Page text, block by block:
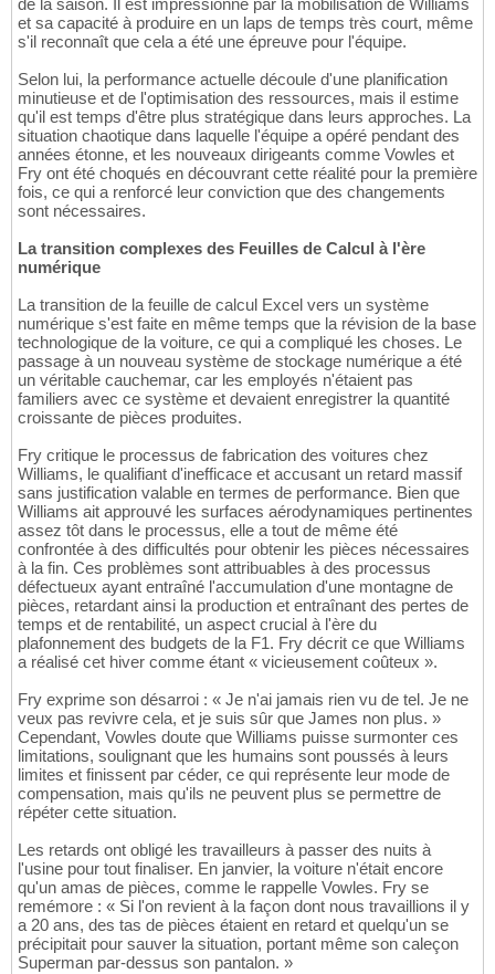
de la saison. Il est impressionné par la mobilisation de Williams
et sa capacité à produire en un laps de temps très court, même
s'il reconnaît que cela a été une épreuve pour l'équipe.
Selon lui, la performance actuelle découle d'une planification
minutieuse et de l'optimisation des ressources, mais il estime
qu'il est temps d'être plus stratégique dans leurs approches. La
situation chaotique dans laquelle l'équipe a opéré pendant des
années étonne, et les nouveaux dirigeants comme Vowles et
Fry ont été choqués en découvrant cette réalité pour la première
fois, ce qui a renforcé leur conviction que des changements
sont nécessaires.
La transition complexes des Feuilles de Calcul à l'ère
numérique
La transition de la feuille de calcul Excel vers un système
numérique s'est faite en même temps que la révision de la base
technologique de la voiture, ce qui a compliqué les choses. Le
passage à un nouveau système de stockage numérique a été
un véritable cauchemar, car les employés n'étaient pas
familiers avec ce système et devaient enregistrer la quantité
croissante de pièces produites.
Fry critique le processus de fabrication des voitures chez
Williams, le qualifiant d'inefficace et accusant un retard massif
sans justification valable en termes de performance. Bien que
Williams ait approuvé les surfaces aérodynamiques pertinentes
assez tôt dans le processus, elle a tout de même été
confrontée à des difficultés pour obtenir les pièces nécessaires
à la fin. Ces problèmes sont attribuables à des processus
défectueux ayant entraîné l'accumulation d'une montagne de
pièces, retardant ainsi la production et entraînant des pertes de
temps et de rentabilité, un aspect crucial à l'ère du
plafonnement des budgets de la F1. Fry décrit ce que Williams
a réalisé cet hiver comme étant « vicieusement coûteux ».
Fry exprime son désarroi : « Je n'ai jamais rien vu de tel. Je ne
veux pas revivre cela, et je suis sûr que James non plus. »
Cependant, Vowles doute que Williams puisse surmonter ces
limitations, soulignant que les humains sont poussés à leurs
limites et finissent par céder, ce qui représente leur mode de
compensation, mais qu'ils ne peuvent plus se permettre de
répéter cette situation.
Les retards ont obligé les travailleurs à passer des nuits à
l'usine pour tout finaliser. En janvier, la voiture n'était encore
qu'un amas de pièces, comme le rappelle Vowles. Fry se
remémore : « Si l'on revient à la façon dont nous travaillions il y
a 20 ans, des tas de pièces étaient en retard et quelqu'un se
précipitait pour sauver la situation, portant même son caleçon
Superman par-dessus son pantalon. »